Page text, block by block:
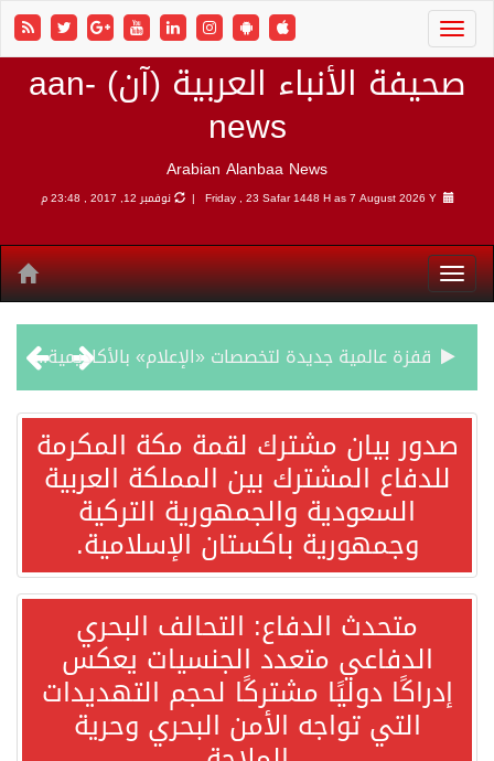
صحيفة الأنباء العربية (آن) aan-
news
Arabian Alanbaa News
Friday , 23 Safar 1448 H as7 August 2026 Y | نوفمبر 12, 2017 , 23:48 م
قفزة عالمية جديدة لتخصصات «الإعلام» بالأكاديمية العربية هيئة AQAS الألمانية تمنح برامج الإعلام بالأكاديمية العربية الاعتماد غير المشروط وفق المعايير الأوروبية..
بمشاركة السعودية.. اجتماع رباعي يبحث خفض التصعيد ومعالجة التحديات الأمنية الراهنة
ورقة بحثية: التحالف البحري الدفاعي بقيادة الرياض يعيد صياغة مفهوم أمن البحار
صدور بيان مشترك لقمة مكة المكرمة
للدفاع المشترك بين المملكة العربية
السعودية والجمهورية التركية
وجمهورية باكستان الإسلامية.
متحدث الدفاع: التحالف البحري
الدفاعي متعدد الجنسيات يعكس
إدراكًا دوليًا مشتركًا لحجم التهديدات
التي تواجه الأمن البحري وحرية